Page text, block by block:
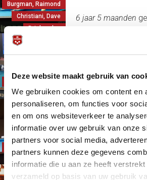
Deze website maakt gebruik van
We gebruiken cookies om content en
personaliseren, om functies voor
en om ons websiteverkeer te
informatie over uw gebruik van onze
partners voor social media,
partners kunnen deze gegevens
informatie die u aan ze heeft
verzameld op basis van uw gebruik
Burgman, Raimond
Christiani, Dave
Driebanden
6 jaar 5 maanden
Internationaal
Therese
heeft alle records
6 jaar 5 maanden
Klompenhouwer
mee om goud op
6 jaar 5 maanden